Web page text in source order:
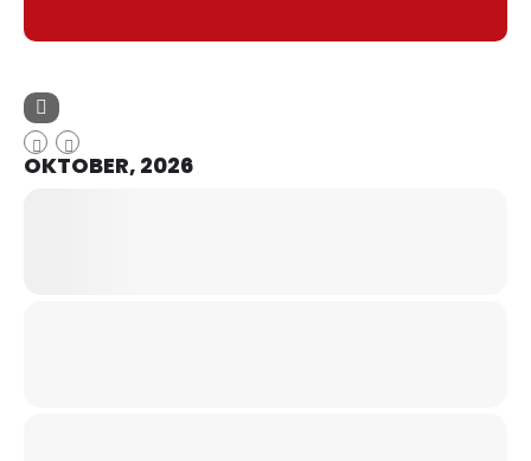
OKTOBER, 2026